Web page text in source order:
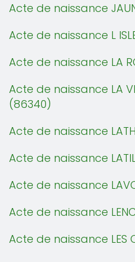
Acte de naissance
Acte de naissance L
Acte de naissance LA
Acte de naissance LA
(86340)
Acte de naissance
Acte de naissance
Acte de naissance
Acte de naissance
Acte de naissance LES